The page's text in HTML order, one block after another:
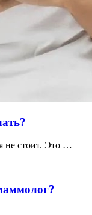
не стоит. Это …